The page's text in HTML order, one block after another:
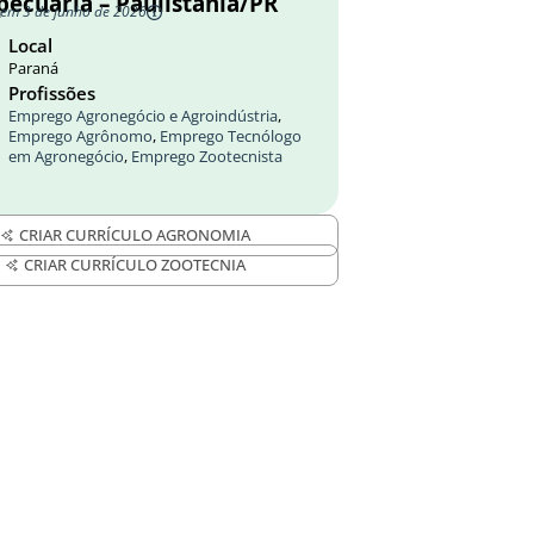
3 de junho de 2026
Local
Paraná
Profissões
Emprego Agronegócio e Agroindústria,
Emprego Agrônomo, Emprego Tecnólogo
em Agronegócio, Emprego Zootecnista
CRIAR CURRÍCULO AGRONOMIA
CRIAR CURRÍCULO ZOOTECNIA